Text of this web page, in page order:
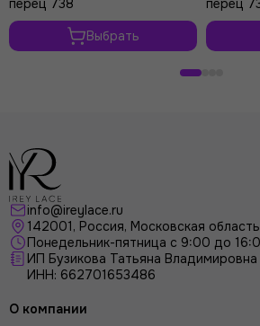
перец 738
Выбрать
перец
info@ireylace.ru
142001, Россия, Московская
Понедельник-пятница с 9:00 до
ИП Бузикова Татьяна Владимировна
ИНН: 662701653486
О компании